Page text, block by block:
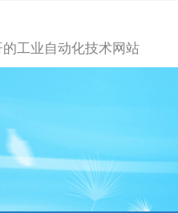
的工业自动化技术网站